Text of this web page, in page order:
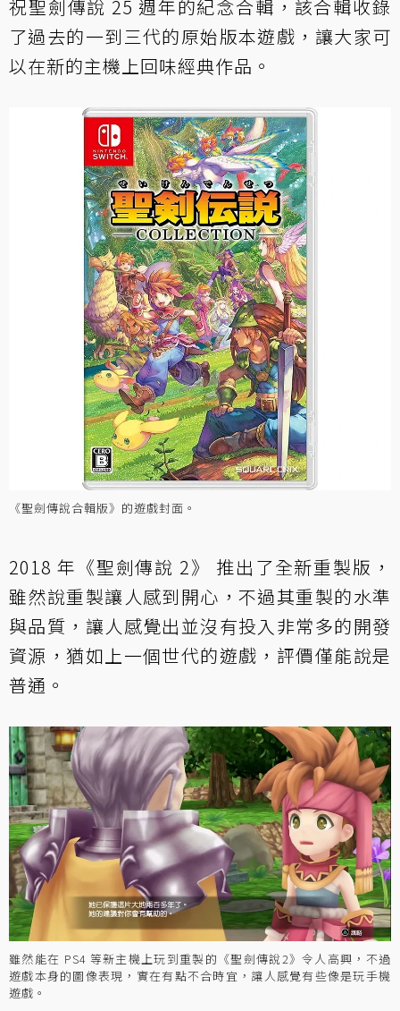
祝聖劍傳說 25 週年的紀念合輯，該合輯收錄
了過去的一到三代的原始版本遊戲，讓大家可
以在新的主機上回味經典作品。
《聖劍傳說合輯版》的遊戲封面。
2018 年《聖劍傳說 2》 推出了全新重製版，
雖然說重製讓人感到開心，不過其重製的水準
與品質，讓人感覺出並沒有投入非常多的開發
資源，猶如上一個世代的遊戲，評價僅能說是
普通。
雖然能在 PS4 等新主機上玩到重製的《聖劍傳說2》令人高興，不過
遊戲本身的圖像表現，實在有點不合時宜，讓人感覺有些像是玩手機
遊戲。